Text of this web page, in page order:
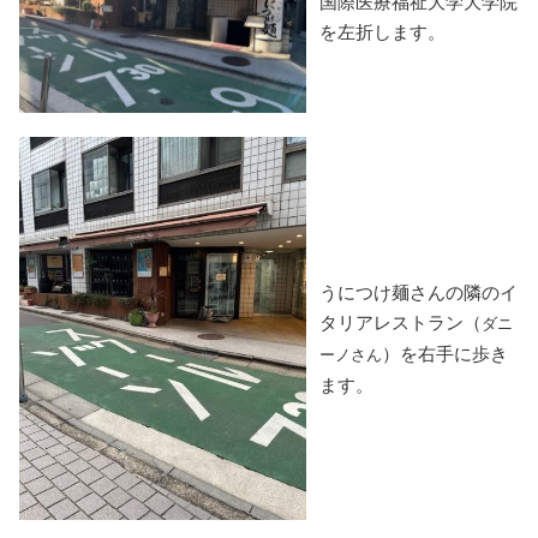
を左折します。
うにつけ麺さんの隣のイ
タリアレストラン（ ダニ
ーノさん ）を右手に歩き
ます。